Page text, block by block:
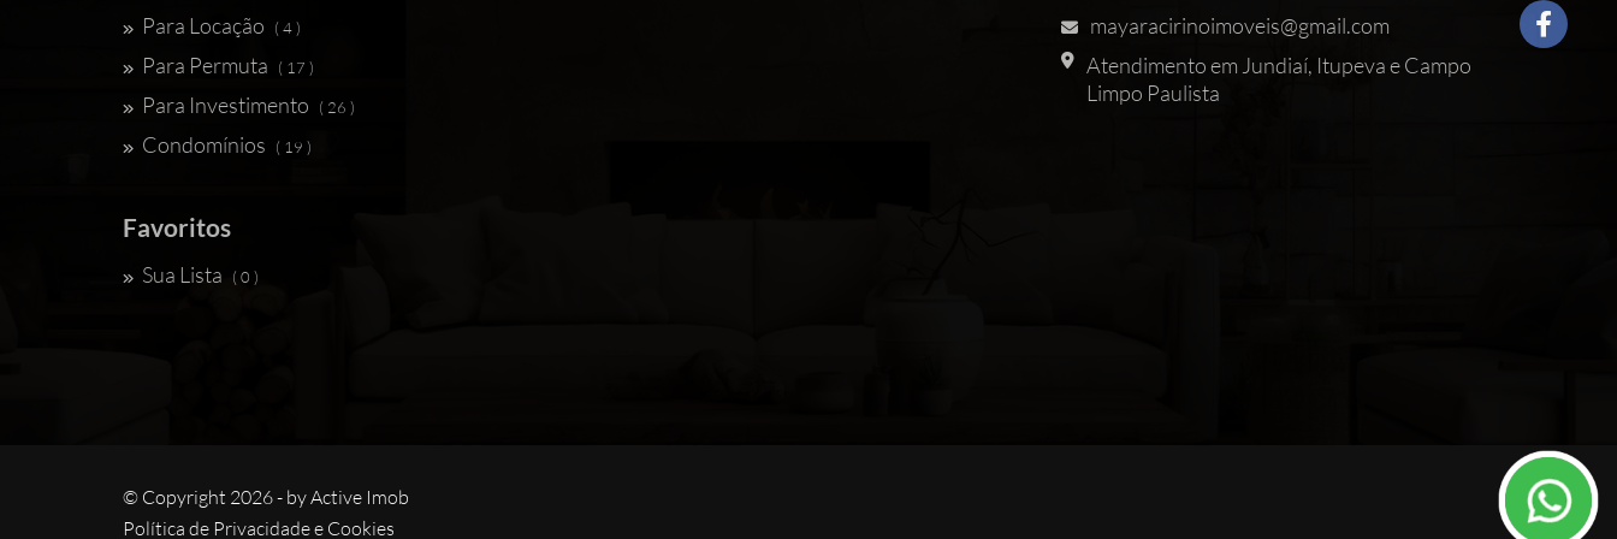
Para Locação ( 4 )
Para Permuta ( 17 )
Para Investimento ( 26 )
Condomínios ( 19 )
Favoritos
Sua Lista ( 0 )
mayaracirinoimoveis@gmail.com
Atendimento em Jundiaí, Itupeva e Campo
Limpo Paulista
© Copyright 2026 - byActive Imob
Política de Privacidade e Cookies